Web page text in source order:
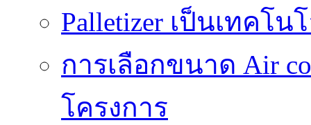
Palletizer เป็นเทคโ
การเลือกขนาด Air
โครงการ